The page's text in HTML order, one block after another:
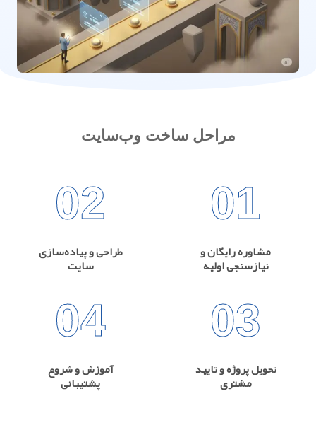
مراحل ساخت وب‌سایت
01
مشاوره رایگان و
نیازسنجی اولیه
02
طراحی و پیاده‌سازی
سایت
03
تحویل پروژه و تایید
مشتری
04
آموزش و شروع
پشتیبانی